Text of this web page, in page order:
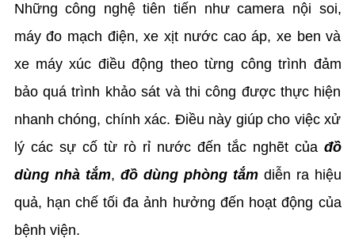
Những công nghệ tiên tiến như camera nội soi,
máy đo mạch điện, xe xịt nước cao áp, xe ben và
xe máy xúc điều động theo từng công trình đảm
bảo quá trình khảo sát và thi công được thực hiện
nhanh chóng, chính xác. Điều này giúp cho việc xử
lý các sự cố từ rò rỉ nước đến tắc nghẽt của đồ
dùng nhà tắm, đồ dùng phòng tắmdiễn ra hiệu
quả, hạn chế tối đa ảnh hưởng đến hoạt động của
bệnh viện.